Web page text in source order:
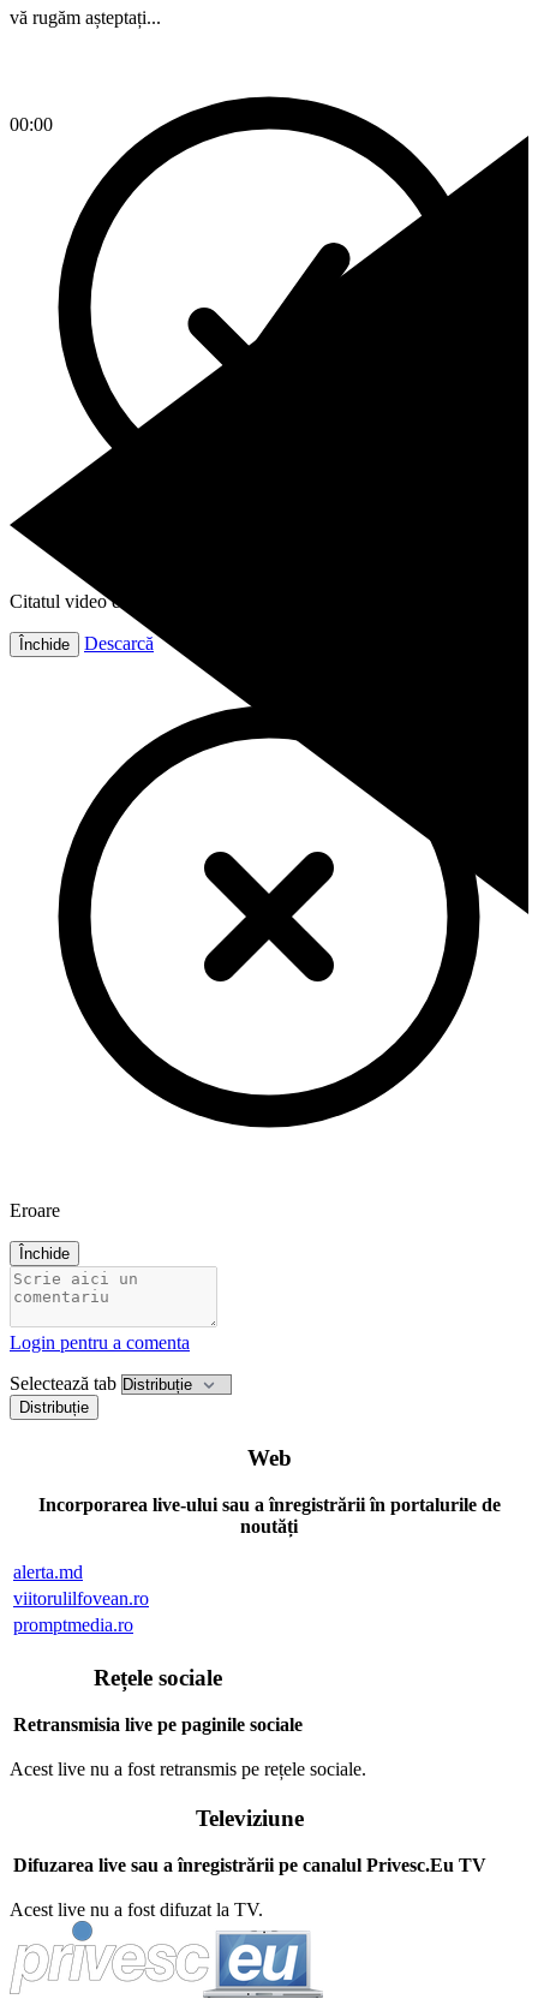
00:00
vă rugăm așteptați...
Citatul video este gata!
Închide Descarcă
Eroare
Închide
Login pentru a comenta
Selectează tab
Distribuție
Web
Incorporarea live-ului sau a înregistrării în portalurile de
noutăți
alerta.md
viitorulilfovean.ro
promptmedia.ro
Rețele sociale
Retransmisia live pe paginile sociale
Acest live nu a fost retransmis pe rețele sociale.
Televiziune
Difuzarea live sau a înregistrării pe canalul Privesc.Eu TV
Acest live nu a fost difuzat la TV.